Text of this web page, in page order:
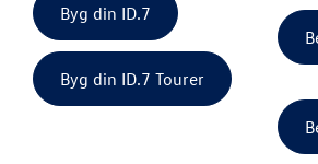
Byg din ID.7
Byg din ID.7 Tourer